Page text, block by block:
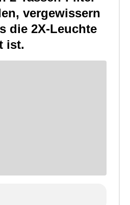
vergewissern
die 2X-Leuchte
ist.